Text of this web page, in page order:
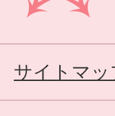
サイトマッ